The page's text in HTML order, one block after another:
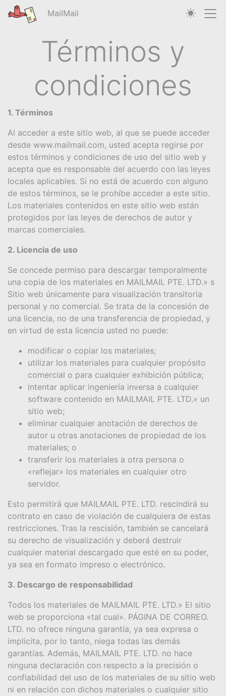
MailMail
Términos y
condiciones
1. Términos
Al acceder a este sitio web, al que se puede acceder
desde www.mailmail.com, usted acepta regirse por
estos términos y condiciones de uso del sitio web y
acepta que es responsable del acuerdo con las leyes
locales aplicables. Si no está de acuerdo con alguno
de estos términos, se le prohíbe acceder a este sitio.
Los materiales contenidos en este sitio web están
protegidos por las leyes de derechos de autor y
marcas comerciales.
2. Licencia de uso
Se concede permiso para descargar temporalmente
una copia de los materiales en MAILMAIL PTE. LTD.» s
Sitio web únicamente para visualización transitoria
personal y no comercial. Se trata de la concesión de
una licencia, no de una transferencia de propiedad, y
en virtud de esta licencia usted no puede:
modificar o copiar los materiales;
utilizar los materiales para cualquier propósito
comercial o para cualquier exhibición pública;
intentar aplicar ingeniería inversa a cualquier
software contenido en MAILMAIL PTE. LTD.» un
sitio web;
eliminar cualquier anotación de derechos de
autor u otras anotaciones de propiedad de los
materiales; o
transferir los materiales a otra persona o
«reflejar» los materiales en cualquier otro
servidor.
Esto permitirá que MAILMAIL PTE. LTD. rescindirá su
contrato en caso de violación de cualquiera de estas
restricciones. Tras la rescisión, también se cancelará
su derecho de visualización y deberá destruir
cualquier material descargado que esté en su poder,
ya sea en formato impreso o electrónico.
3. Descargo de responsabilidad
Todos los materiales de MAILMAIL PTE. LTD.» El sitio
web se proporciona «tal cual». PÁGINA DE CORREO.
LTD. no ofrece ninguna garantía, ya sea expresa o
implícita, por lo tanto, niega todas las demás
garantías. Además, MAILMAIL PTE. LTD. no hace
ninguna declaración con respecto a la precisión o
confiabilidad del uso de los materiales de su sitio web
ni en relación con dichos materiales o cualquier sitio